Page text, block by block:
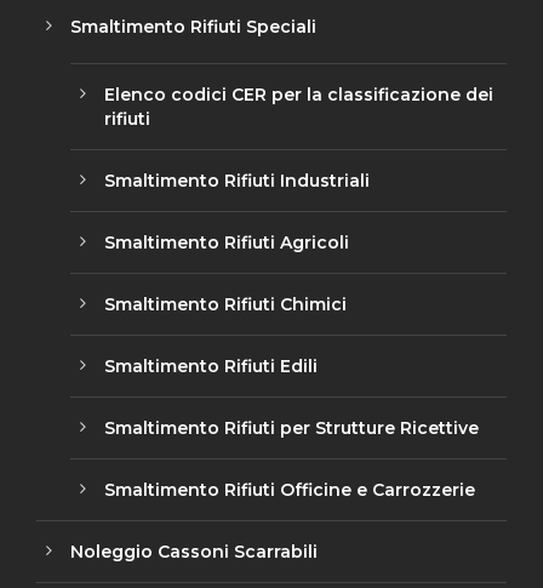
Smaltimento Rifiuti Speciali
Elenco codici CER per la classificazione dei
rifiuti
Smaltimento Rifiuti Industriali
Smaltimento Rifiuti Agricoli
Smaltimento Rifiuti Chimici
Smaltimento Rifiuti Edili
Smaltimento Rifiuti per Strutture Ricettive
Smaltimento Rifiuti Officine e Carrozzerie
Noleggio Cassoni Scarrabili